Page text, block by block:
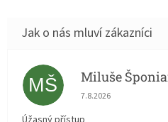
MŠ Miluše
Hodnocení obchodu
7.8.2026